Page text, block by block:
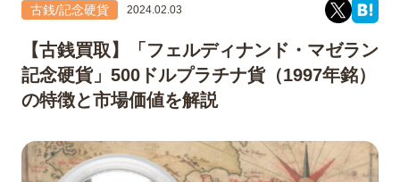
古銭/記念硬貨 2024.02.03
【古銭買取】「フェルディナンド・マゼラン
記念硬貨」500ドルプラチナ貨（1997年銘）
の特徴と市場価値を解説